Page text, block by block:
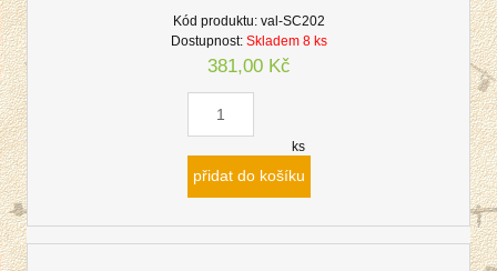
Kód produktu: val-SC202
Dostupnost: Skladem 8 ks
381,00 Kč
ks
přidat do košíku